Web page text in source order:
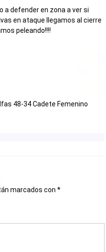
a defender en zona a ver si
en ataque llegamos al cierre
peleando!!!!
48-34 Cadete Femenino
marcados con *